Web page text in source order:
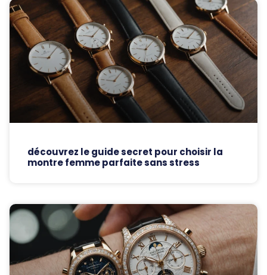
découvrez le guide secret pour choisir la
montre femme parfaite sans stress